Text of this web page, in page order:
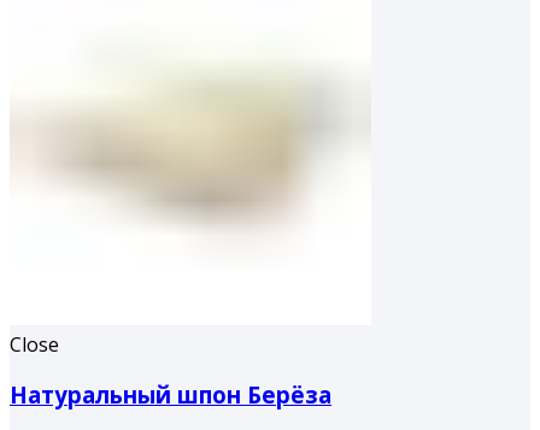
Close
Натуральный шпон Берёза